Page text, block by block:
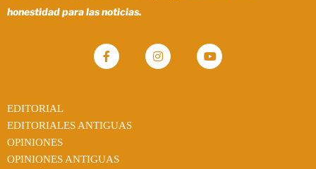
honestidad para las noticias.
EDITORIAL
EDITORIALES ANTIGUAS
OPINIONES
OPINIONES ANTIGUAS